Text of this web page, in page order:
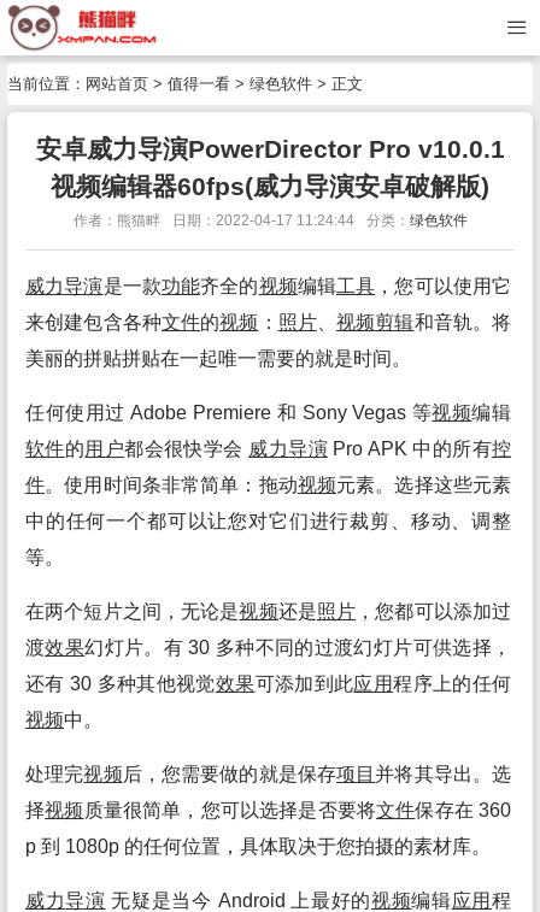
当前位置： 网站首页 > 值得一看 > 绿色软件 > 正文
安卓威力导演PowerDirector Pro v10.0.1
视频编辑器60fps(威力导演安卓破解版)
作者：熊猫畔 日期：2022-04-17 11:24:44 分类： 绿色软件
威力导演是一款功能齐全的视频编辑工具 ，您可以使用它
来创建包含各种文件的视频 ： 照片、 视频剪辑和音轨。将
美丽的拼贴拼贴在一起唯一需要的就是时间。
任何使用过 Adobe Premiere 和 Sony Vegas 等视频编辑
软件的用户都会很快学会 威力导演Pro APK 中的所有控
件。使用时间条非常简单：拖动视频元素。选择这些元素
中的任何一个都可以让您对它们进行裁剪、移动、调整
等。
在两个短片之间，无论是视频还是照片 ，您都可以添加过
渡效果幻灯片。有 30 多种不同的过渡幻灯片可供选择，
还有 30 多种其他视觉效果可添加到此应用程序上的任何
视频中。
处理完视频后，您需要做的就是保存项目并将其导出。选
择视频 质量很简单，您可以选择是否要将文件保存在 360
p 到 1080p 的任何位置，具体取决于您拍摄的素材库。
威力导演 无疑是当今 Android 上最好的视频编辑应用程